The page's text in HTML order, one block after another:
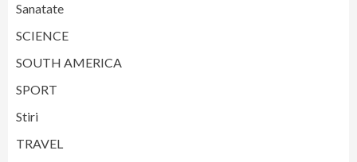
Sanatate
SCIENCE
SOUTH AMERICA
SPORT
Stiri
TRAVEL